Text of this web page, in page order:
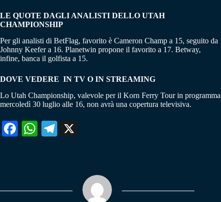
LE QUOTE DAGLI ANALISTI DELLO UTAH
CHAMPIONSHIP
Per gli analisti di BetFlag, favorito è Cameron Champ a 15, seguito da
Johnny Keefer a 16. Planetwin propone il favorito a 17. Betway,
infine, banca il golfista a 15.
DOVE VEDERE IN TV O IN STREAMING
Lo Utah Championship, valevole per il Korn Ferry Tour in programma
mercoledì 30 luglio alle 16, non avrà una copertura televisiva.
Fa W
pp
Te
m